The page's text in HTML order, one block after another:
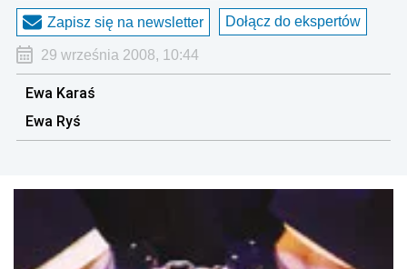
Zapisz się na newsletter Dołącz do ekspertów
29 września 2008, 10:44
Ewa Karaś
Ewa Ryś